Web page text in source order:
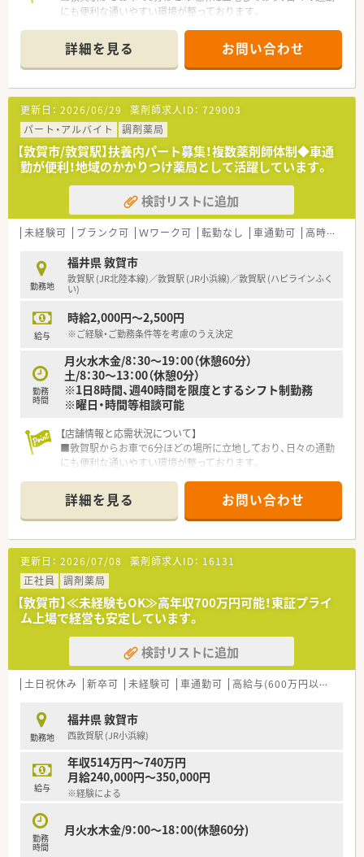
にも便利な通いやすい環境が整っております。
80枚ほど幅広く応需し地域医療に貢献しています。
■精神科や内科から外科や救急科まで多岐にわたる処方箋を経
験できるため薬剤師としての対応力が身につきます。
【法人特徴について】
■創業から80年以上という長い歴史を持ち、地域の方々から厚
い信頼を得ている非常に安定した老舗の企業です。
■代表ご自身も現場に入り気さくにコミュニケーションを取る
ため、風通しが良く働きやすい社風が特徴です。
■地域貢献を最優先に考えて採算度外視の設備投資を行うなど、
患者様第一の姿勢を貫いている法人となります。
【職場環境と雰囲気】
■幅広い年代のスタッフが在籍しており、互いに協力し合いなが
■薬剤師と事務員がしっかりと連携を取り合っており、業務の負
担を軽減できるサポート体制が構築されています。
■充実した設備環境の中で業務を進めることができ、患者様への
詳細を見る お問い合わせ
更新日： 2026/06/29 薬剤師求人ID： 729003
パート・アルバイト
調剤薬局
【敦賀市/敦賀駅】扶養内パート募集！複数薬剤師体制◆車通
勤が便利！地域のかかりつけ薬局として活躍しています。
検討リストに追加
未経験可 ブランク可 Ｗワーク可 転勤なし 車通勤可 高時給(2,500円以上)
勤務地
福井県 敦賀市
敦賀駅 (JR北陸本線)／敦賀駅 (JR小浜線)／敦賀駅 (ハピラインふく
い)
給与
時給2,000円～2,500円
※ご経験・ご勤務条件等を考慮のうえ決定
勤務
時間
月火水木金/8：30～19：00（休憩60分）
土/8：30～13：00（休憩0分）
※1日8時間、週40時間を限度とするシフト制勤務
※曜日・時間等相談可能
【店舗情報と応需状況について】
■敦賀駅からお車で6分ほどの場所に立地しており、日々の通勤
にも便利な通いやすい環境が整っております。
80枚ほど幅広く応需し地域医療に貢献しています。
■精神科や内科から外科や救急科まで多岐にわたる処方箋を経
験できるため薬剤師としての対応力が身につきます。
【法人特徴について】
■創業から80年以上という長い歴史を持ち、地域の方々から厚
い信頼を得ている非常に安定した老舗の企業です。
■代表ご自身も現場に入り気さくにコミュニケーションを取る
ため、風通しが良く働きやすい社風が特徴です。
■地域貢献を最優先に考えて採算度外視の設備投資を行うなど、
患者様第一の姿勢を貫いている法人となります。
【職場環境と雰囲気】
■幅広い年代のスタッフが在籍しており、互いに協力し合いなが
■薬剤師と事務員がしっかりと連携を取り合っており、業務の負
担を軽減できるサポート体制が構築されています。
■充実した設備環境の中で業務を進めることができ、患者様への
より良いサービス提供に集中できる職場環境です。
詳細を見る お問い合わせ
更新日： 2026/07/08 薬剤師求人ID： 16131
正社員
調剤薬局
【敦賀市】≪未経験もOK≫高年収700万円可能！東証プライ
ム上場で経営も安定しています。
検討リストに追加
土日祝休み 新卒可 未経験可 車通勤可 高給与(600万円以上)
勤務地
福井県 敦賀市
西敦賀駅 (JR小浜線)
給与
年収514万円～740万円
月給240,000円～350,000円
※経験による
勤務
時間
月火水木金/9：00～18：00(休憩60分)